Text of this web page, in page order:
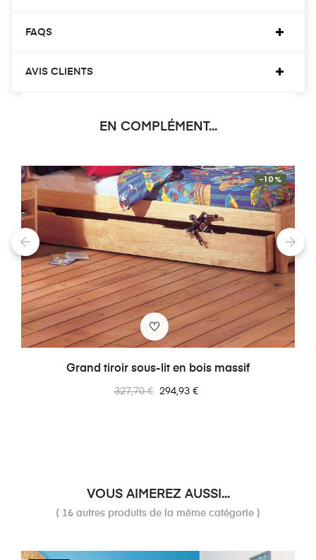
FAQS
AVIS CLIENTS
EN COMPLÉMENT...
Grand tiroir sous-lit en bois massif
Prix
327,70 €
-10%
Prix
294,93 €
‹ ›
VOUS AIMEREZ AUSSI...
( 16 autres produits de la même catégorie )